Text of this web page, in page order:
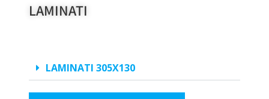
LAMINATI
LAMINATI 305X130